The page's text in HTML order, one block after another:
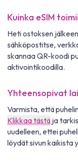
Kuinka eSIM
Heti ostoksen
sähköpostitse,
skannaa QR-koodi
aktivointikoodilla.
Yhteensopivat
Varmista, että
Klikkaa tästä ja
uudelleen, ettei
löydät sivun kaikista